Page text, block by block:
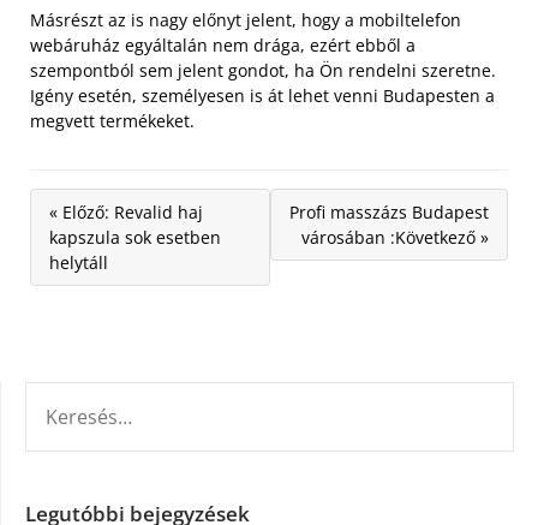
Másrészt az is nagy előnyt jelent, hogy a mobiltelefon
webáruház egyáltalán nem drága, ezért ebből a
szempontból sem jelent gondot, ha Ön rendelni szeretne.
Igény esetén, személyesen is át lehet venni Budapesten a
megvett termékeket.
« Előző: Revalid haj
kapszula sok esetben
helytáll
Profi masszázs Budapest
városában :Következő »
Legutóbbi bejegyzések